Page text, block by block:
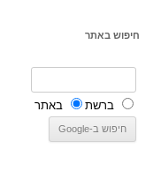
חיפוש באתר
ברשת באתר